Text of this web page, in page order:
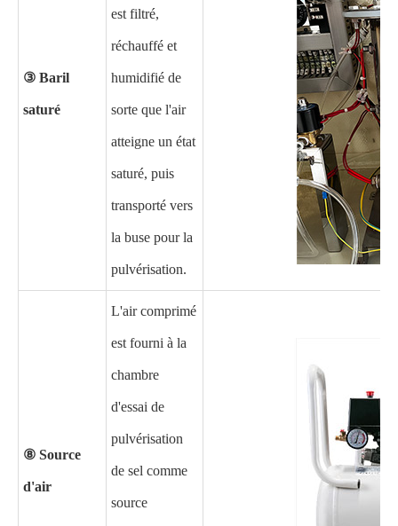
③ Baril
saturé
est filtré,
réchauffé et
humidifié de
sorte que l'air
atteigne un état
saturé, puis
transporté vers
la buse pour la
pulvérisation.
⑧ Source
d'air
L'air comprimé
est fourni à la
chambre
d'essai de
pulvérisation
de sel comme
source